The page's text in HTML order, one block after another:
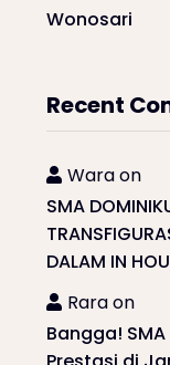
Wonosari
Recent
Waraon
SMA
DALAM IN
Raraon
Bangga!